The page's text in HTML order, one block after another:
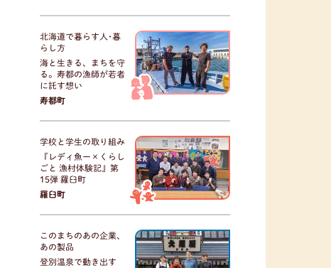
北海道で暮らす人･暮
らし方
海と生きる、まちを守
る。寿都の漁師が若者
に託す想い
寿都町
学校と学生の取り組み
『レディ魚ー×くらし
ごと 漁村体験記』第
15弾 羅臼町
羅臼町
このまちのあの企業、
あの製品
登別温泉で動き出す